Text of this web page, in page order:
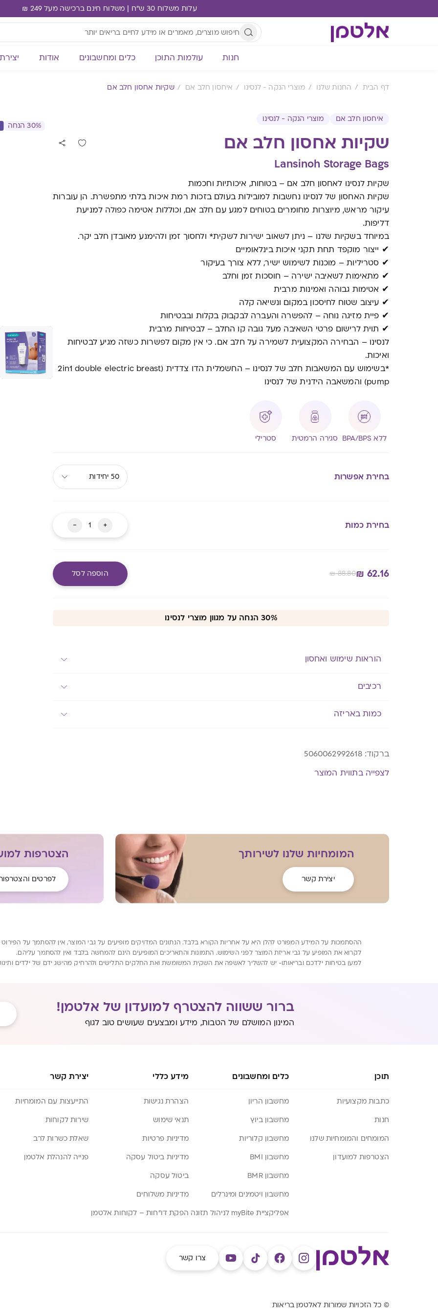
עלות משלוח 30 ש"ח | משלוח חינם ברכישה מעל 249 ₪
חנות עולמות התוכן כלים ומחשבונים אודות
דף הבית החנות שלנו מוצרי הנקה - לנסינו איחסון חלב אם שקיות אחסון חלב אם
30% הנחה
איחסון חלב אם מוצרי הנקה - לנסינו
שקיות אחסון חלב אם
Lansinoh Storage Bags
שקיות לנסינו לאחסון חלב אם – בטוחות, איכותיות וחכמות
שקיות האחסון של לנסינו נחשבות למובילות בעולם בזכות רמת איכות בלתי מתפשרת. הן עוברות
עיקור מראש, מיוצרות מחומרים בטוחים למגע עם חלב אם, וכוללות אטימה כפולה למניעת
דליפות.
במיוחד בשקיות שלנו – ניתן לשאוב ישירות לשקית* ולחסוך זמן ולהימנע מאובדן חלב יקר.
✔ ייצור מוקפד תחת תקני איכות בינלאומיים
✔ סטריליות – מוכנות לשימוש ישיר, ללא צורך בעיקור
✔ מתאימות לשאיבה ישירה – חוסכות זמן וחלב
✔ אטימות גבוהה ואמינות מרבית
✔ עיצוב שטוח לחיסכון במקום ונשיאה קלה
✔ פיית מזיגה נוחה – להפשרה והעברה לבקבוק בקלות ובבטיחות
✔ תוית לרישום פרטי השאיבה מעל גובה קו החלב – לבטיחות מרבית
לנסינו – הבחירה המקצועית לשמירה על חלב אם. כי אין מקום לפשרות כשזה מגיע לבטיחות
ואיכות.
*בשימוש עם המשאבות חלב של לנסינו – החשמלית הדו צדדית (2in1 double electric breast
pump) והמשאבה הידנית של לנסינו
ללא BPA/BPS סגירה הרמטית סטרילי
בחירת אפשרות 50 יחידות
בחירת כמות +
כמות
של
אחסון
חלב
אם
-
₪ 62.16
₪88.80 הוספה לסל
30% הנחה על מגוון מוצרי לנסינו
הוראות שימוש ואחסון
רכיבים
כמות באריזה
ברקוד:5060062992618
לצפייה בתווית המוצר
המומחיות שלנו לשירותך
יצירת קשר
הצטרפות
לפרטים
ההסתמכות על המידע המפורט להלן היא על אחריות הקורא בלבד. הנתונים המדויקים מופיעים על גבי המוצר, אין להסתמך על הפירוט
לקרוא את המופיע על גבי אריזת המוצר לפני השימוש. התמונות והתאריכים המופיעים הינם להמחשה בלבד ואין להסתמך עליהם.
למען בטיחות ילדכם ובריאותו- יש להשליך לאשפה את השקית המשומשת ואת החלקים התלישים ולהרחיק מהישג ידם של ילדים
ברור ששווה להצטרף למועדון של אלטמן!
המינון המושלם של הטבות, מידע ומבצעים שעושים טוב לגוף
תוכן
כתבות מקצועיות
חנות
המומחים והמומחיות שלנו
הצטרפות למועדון
כלים ומחשבונים
מחשבון הריון
מחשבון ביוץ
מחשבון קלוריות
מחשבון BMI
מחשבון BMR
מחשבון ויטמינים ומינרלים
אפליקציית myBite לניהול תזונה
מידע כללי
הצהרת נגישות
תנאי שימוש
מדיניות פרטיות
מדיניות ביטול עסקה
ביטול עסקה
מדיניות משלוחים
הפקת דו”חות – לקוחות אלטמן
יצירת קשר
התייעצות עם המומחיות
שירות לקוחות
שאלת כשרות לרב
פנייה להנהלת אלטמן
צרו קשר
© כל הזכויות שמורות לאלטמן בריאות